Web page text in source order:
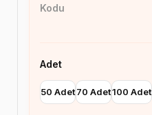
Kodu
Adet
50 Adet70 Adet100 Adet